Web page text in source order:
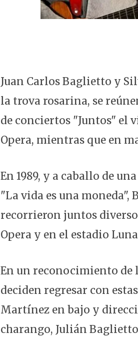
Juan Carlos Baglietto y
la trova rosarina, se
de conciertos "Juntos" el
Opera, mientras que en
En 1989, y a caballo de
"La vida es una moneda",
recorrieron juntos
Opera y en el estadio
En un reconocimiento de
deciden regresar con
Martínez en bajo y
charango, Julián